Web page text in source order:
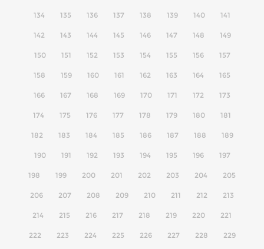
134 135 136 137 138 139 140 141
142 143 144 145 146 147 148 149
150 151 152 153 154 155 156 157
158 159 160 161 162 163 164 165
166 167 168 169 170 171 172 173
174 175 176 177 178 179 180 181
182 183 184 185 186 187 188 189
190 191 192 193 194 195 196 197
198 199 200 201 202 203 204 205
206 207 208 209 210 211 212 213
214 215 216 217 218 219 220 221
222 223 224 225 226 227 228 229